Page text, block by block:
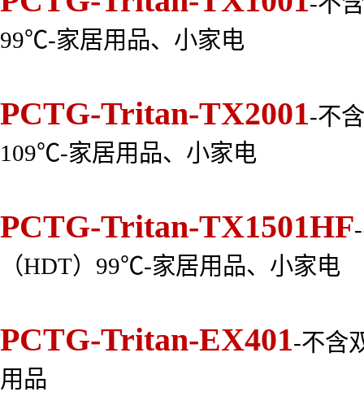
99℃-家居用品、小家电
PCTG-Tritan-TX2001-不
109℃-家居用品、小家电
PCTG-Tritan-TX1501HF
（HDT）99℃-家居用品、小家电
PCTG-Tritan-EX401-不含
用品